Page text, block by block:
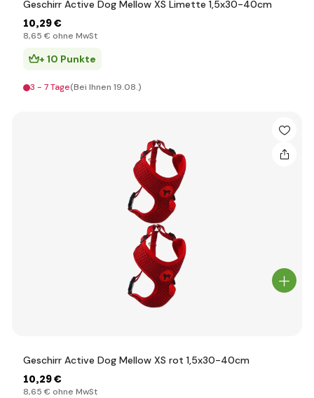
Geschirr Active Dog Mellow XS Limette 1,5x30-40cm
10,29 €
8,65 € ohne MwSt
+ 10 Punkte
3 - 7 Tage(Bei Ihnen 19.08.)
Geschirr Active Dog Mellow XS rot 1,5x30-40cm
10,29 €
8,65 € ohne MwSt